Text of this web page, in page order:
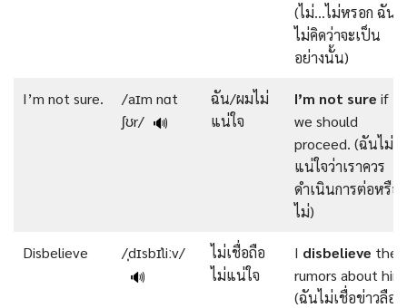
(ไม่…ไม่หรอก ฉัน
ไม่คิดว่าจะเป็น
อย่างนั้น)
I’m not sure.
/aɪm nɑt
ʃʊr/ 🔊
ฉัน/ผมไม่
แน่ใจ
I’m not sure if
we should
proceed. (ฉันไม่
แน่ใจว่าเราควร
ดำเนินการต่อหรือ
ไม่)
Disbelieve
/ˌdɪsbɪˈliːv/
🔊
ไม่เชื่อถือ
ไม่แน่ใจ
I disbelieve the
rumors about him.
(ฉันไม่เชื่อข่าวลือ